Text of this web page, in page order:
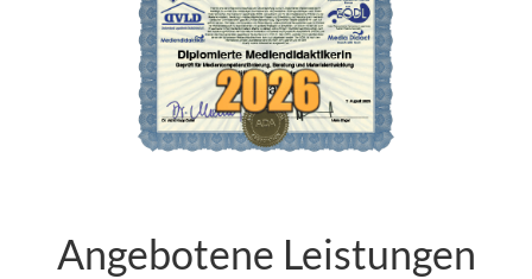
Angebotene Leistungen